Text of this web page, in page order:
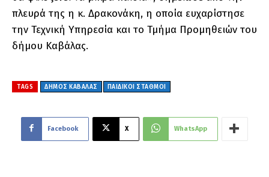
πλευρά της η κ. Δρακονάκη, η οποία ευχαρίστησε
την Τεχνική Υπηρεσία και το Τμήμα Προμηθειών του
δήμου Καβάλας.
TAGS ΔΗΜΟΣ ΚΑΒΑΛΑΣ ΠΑΙΔΙΚΟΊ ΣΤΑΘΜΟΊ
Facebook X WhatsApp